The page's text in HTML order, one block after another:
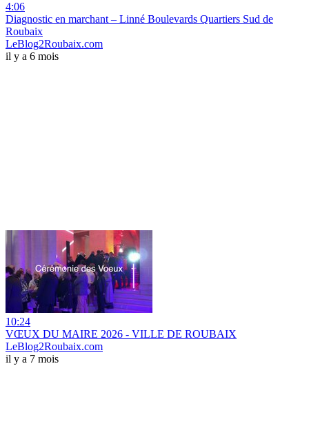
4:06
Diagnostic en marchant – Linné Boulevards Quartiers Sud de
Roubaix
LeBlog2Roubaix.com
il y a 6 mois
10:24
VŒUX DU MAIRE 2026 - VILLE DE ROUBAIX
LeBlog2Roubaix.com
il y a 7 mois